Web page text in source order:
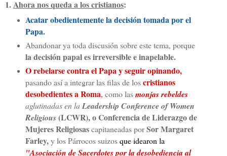
1.Ahora nos queda a los cristianos:
Acatar obedientemente la decisión tomada por el
Papa.
Abandonar ya toda discusión sobre este tema, porque
la decisión papal es irreversible e inapelable.
O rebelarse contra el Papa y seguir opinando,
pasando así a integrar las filas de loscristianos
desobedientes a Roma, como lasmonjas rebeldes
aglutinadas en laLeadership Conference of Women
Religious (LCWR), oConferencia de Liderazgo de
Mujeres Religiosascapitaneadas porSor Margaret
Farley,y los Párrocos suizosque idearon la
"Asociación de Sacerdotes por la desobediencia al